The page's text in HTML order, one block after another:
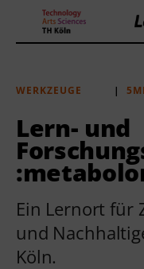
Tools
Workshops
WERKZEUGE |
Lern- und
Ein Lernort für
und
Köln.